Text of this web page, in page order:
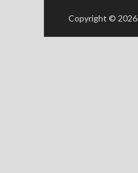
Copyright © 2026